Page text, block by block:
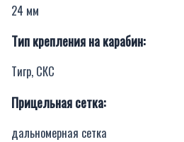
24 мм
Тип крепления на карабин:
Тигр, СКС
Прицельная сетка:
дальномерная сетка